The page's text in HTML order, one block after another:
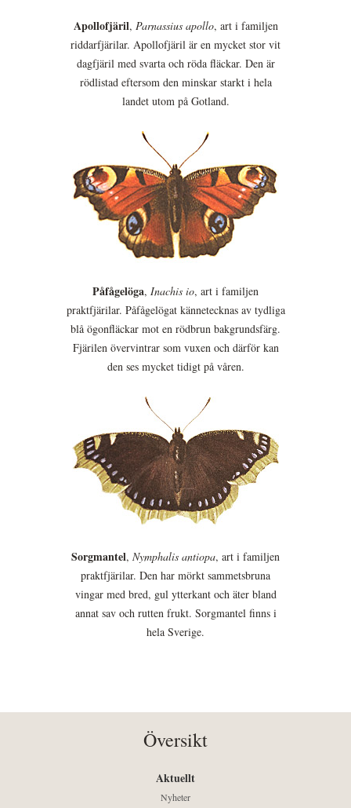
Apollofjäril, Parnassius apollo, art i familjen
riddarfjärilar. Apollofjäril är en mycket stor vit
dagfjäril med svarta och röda fläckar. Den är
rödlistad eftersom den minskar starkt i hela
landet utom på Gotland.
Påfågelöga, Inachis io, art i familjen
praktfjärilar. Påfågelögat kännetecknas av tydliga
blå ögonfläckar mot en rödbrun bakgrundsfärg.
Fjärilen övervintrar som vuxen och därför kan
den ses mycket tidigt på våren.
Sorgmantel, Nymphalis antiopa, art i familjen
praktfjärilar. Den har mörkt sammetsbruna
vingar med bred, gul ytterkant och äter bland
annat sav och rutten frukt. Sorgmantel finns i
hela Sverige.
Översikt
Aktuellt
Nyheter